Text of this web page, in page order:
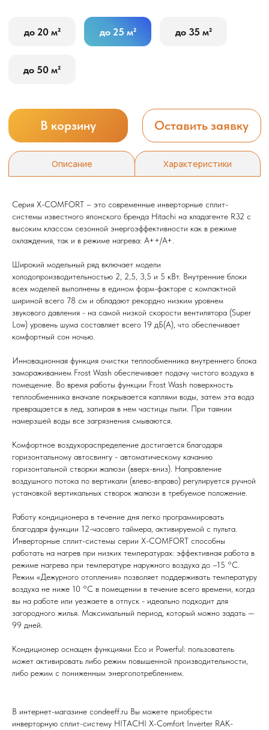
Серия X-COMFORT – это современные инверторные сплит-
системы известного японского бренда Hitachi на хладагенте R32 с
высоким классом сезонной энергоэффективности как в режиме
охлаждения, так и в режиме нагрева: А++/A+.
Широкий модельный ряд включает модели
холодопроизводительностью 2, 2,5, 3,5 и 5 кВт. Внутренние блоки
всех моделей выполнены в едином форм-факторе с компактной
шириной всего 78 см и обладают рекордно низким уровнем
звукового давления - на самой низкой скорости вентилятора (Super
Low) уровень шума составляет всего 19 дБ(А), что обеспечивает
комфортный сон ночью.
Инновационная функция очистки теплообменника внутреннего блока
замораживанием Frost Wash обеспечивает подачу чистого воздуха в
помещение. Во время работы функции Frost Wash поверхность
теплообменника вначале покрывается каплями воды, затем эта вода
превращается в лед, запирая в нем частицы пыли. При таянии
намерзшей воды все загрязнения смываются.
Комфортное воздухораспределение достигается благодаря
горизонтальному автосвингу - автоматическому качанию
горизонтальной створки жалюзи (вверх-вниз). Направление
воздушного потока по вертикали (влево-вправо) регулируется ручной
установкой вертикальных створок жалюзи в требуемое положение.
Работу кондиционера в течение дня легко программировать
благодаря функции 12-часовго таймера, активируемой с пульта.
Инверторные сплит-системы серии X-COMFORT способны
работать на нагрев при низких температурах: эффективная работа в
режиме нагрева при температуре наружного воздуха до –15 °C.
Режим «Дежурного отопления» позволяет поддерживать температуру
воздуха не ниже 10 °C в помещении в течение всего времени, когда
вы на работе или уезжаете в отпуск - идеально подходит для
загородного жилья. Максимальный период, который можно задать —
99 дней.
Кондиционер оснащен функциями Eco и Powerful: пользователь
может активировать либо режим повышенной производительности,
либо режим с пониженным энергопотреблением.
В интернет-магазине condeeff.ru Вы можете приобрести
инверторную сплит-систему HITACHI X-Comfort Inverter RAK-
Я согласен (на) с политикой обработки персональных данных
Отправить
Не нашли то, что искали или
затрудняетесь в выборе?
Оставьте заявку, и мы подберем
вам нужный товар
Мы всегда рады вам помочь